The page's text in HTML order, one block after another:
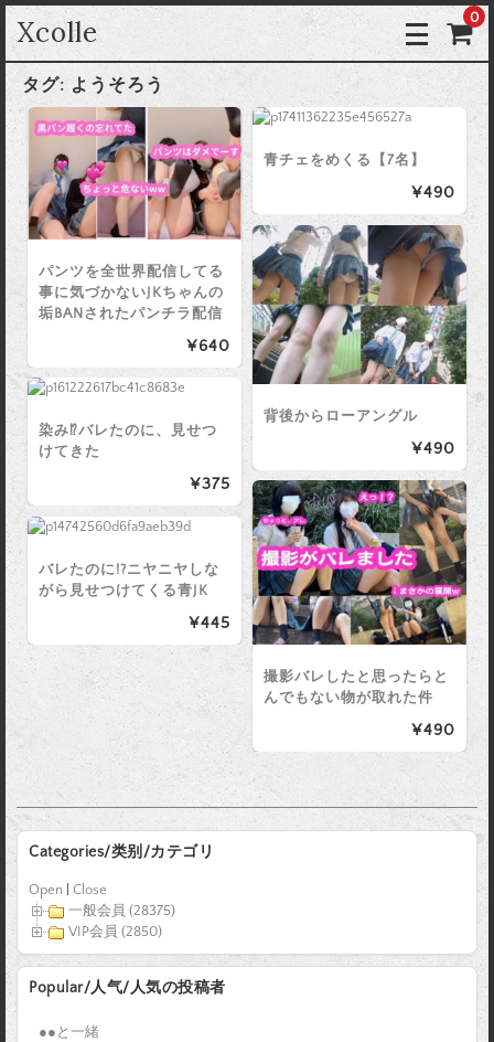
Xcolle 0
タグ: ようそろう
パンツを全世界配信してる
事に気づかないJKちゃんの
垢BANされたパンチラ配信
¥640
青チェをめくる【7名】
¥490
背後からローアングル
¥490
染み⁉︎バレたのに、見せつ
けてきた
¥375
撮影バレしたと思ったらと
んでもない物が取れた件
¥490
バレたのに!?ニヤニヤしな
がら見せつけてくる青JK
¥445
Categories/类别/カテゴリ
Open
Close
一般会員 (28375)
VIP会員 (2850)
Popular/人气/人気の投稿者
●●と一緒